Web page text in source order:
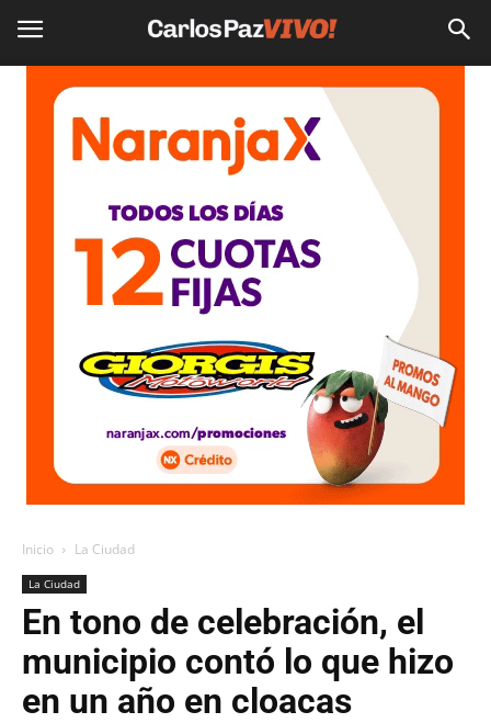
Inicio La Ciudad
La Ciudad
En tono de celebración, el
municipio contó lo que hizo
en un año en cloacas